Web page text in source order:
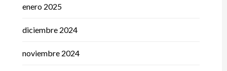
enero 2025
diciembre 2024
noviembre 2024